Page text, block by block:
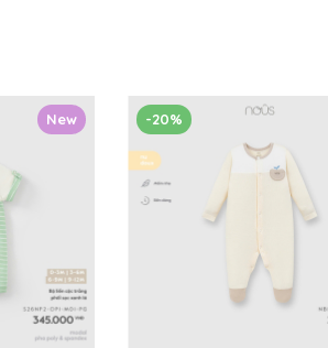
New -20%